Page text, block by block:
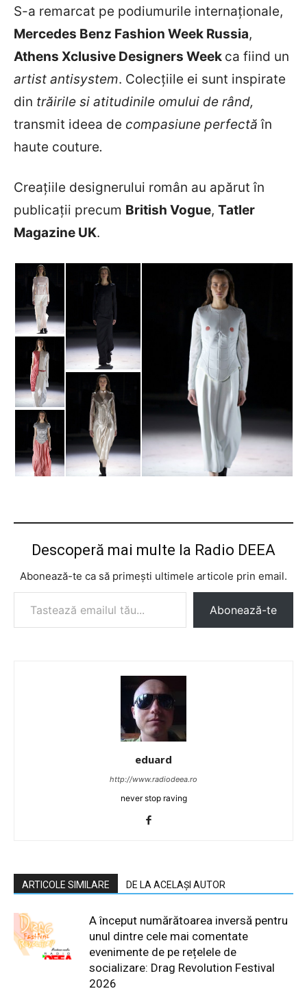
S-a remarcat pe podiumurile internaționale,
Mercedes Benz Fashion Week Russia,
Athens Xclusive Designers Week ca fiind un
artist antisystem. Colecțiile ei sunt inspirate
din trăirile si atitudinile omului de rând,
transmit ideea de compasiune perfectăîn
haute couture.
Creațiile designerului român au apărut în
publicații precum British Vogue, Tatler
Magazine UK.
Descoperă mai multe la Radio DEEA
Abonează-te ca să primești ultimele articole prin email.
Tastează emailul tău...
Abonează-te
eduard
http://www.radiodeea.ro
never stop raving
ARTICOLE SIMILARE DE LA ACELAȘI AUTOR
A început numărătoarea inversă pentru
unul dintre cele mai comentate
evenimente de pe rețelele de
socializare: Drag Revolution Festival
2026